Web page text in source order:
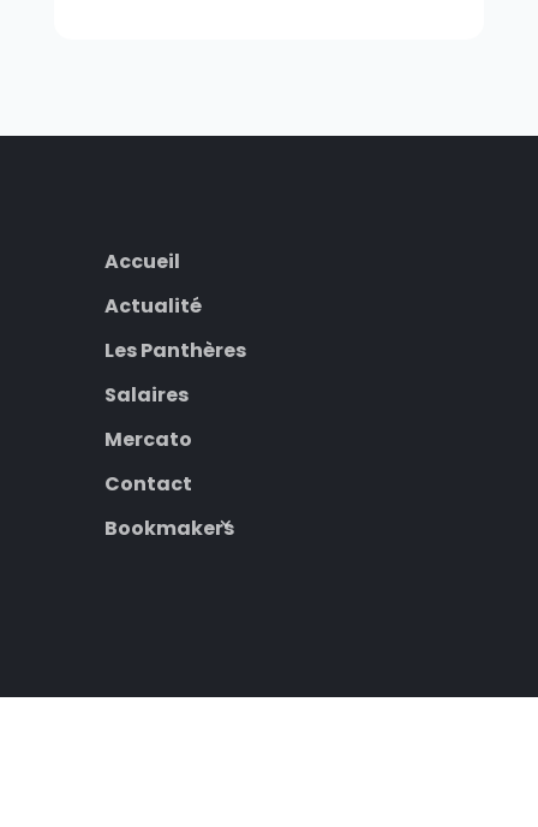
Accueil
Actualité
Les Panthères
Salaires
Mercato
Contact
Bookmakers